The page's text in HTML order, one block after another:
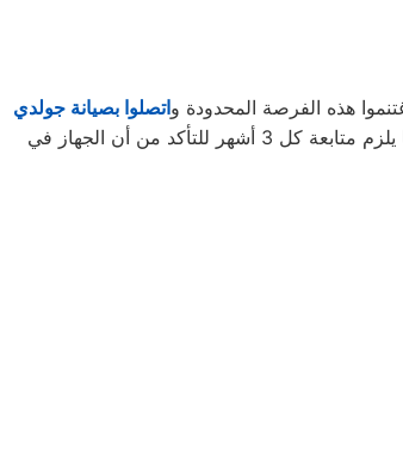
هذه الفرصة المحدودة واتصلوا بصيانة جولدي
لتأخذوا حقكُم في عروض صيانة الأجهزة المنزلية قبل افتراقهُ منَّا! ستحتاجون إلى كل ما تطلبونه من صيانة وتجديد الجهاز، وإصلاح جميع الأعطال. كما يلزم متابعة كل 3 أشهر للتأكد من أن الجهاز في